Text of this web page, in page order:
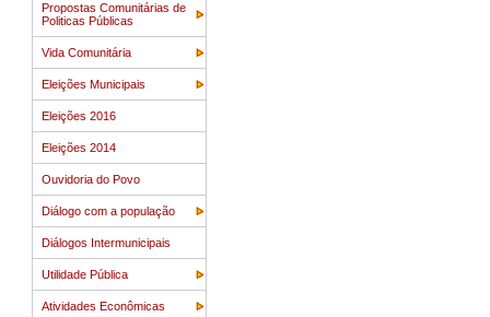
Propostas Comunitárias de
Politicas Públicas
Vida Comunitária
Eleições Municipais
Eleições 2016
Eleições 2014
Ouvidoria do Povo
Diálogo com a população
Diálogos Intermunicipais
Utilidade Pública
Atividades Econômicas